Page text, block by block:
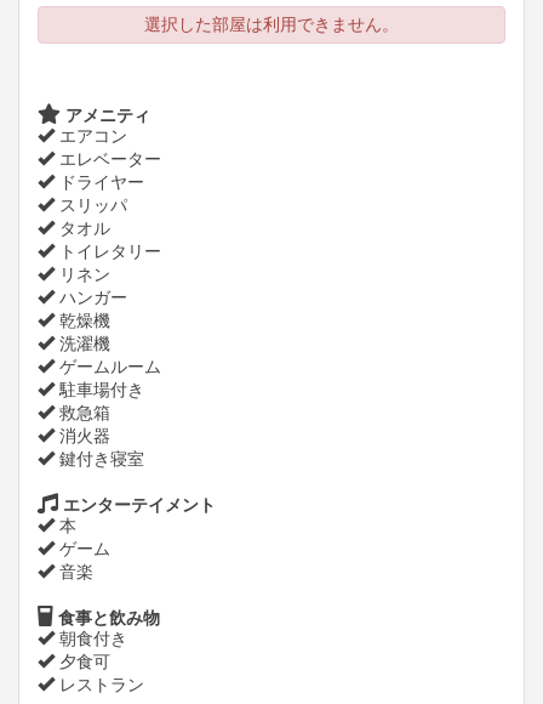
選択した部屋は利用できません。
アメニティ
エアコン
エレベーター
ドライヤー
スリッパ
タオル
トイレタリー
リネン
ハンガー
乾燥機
洗濯機
ゲームルーム
駐車場付き
救急箱
消火器
鍵付き寝室
エンターテイメント
本
ゲーム
音楽
食事と飲み物
朝食付き
夕食可
レストラン